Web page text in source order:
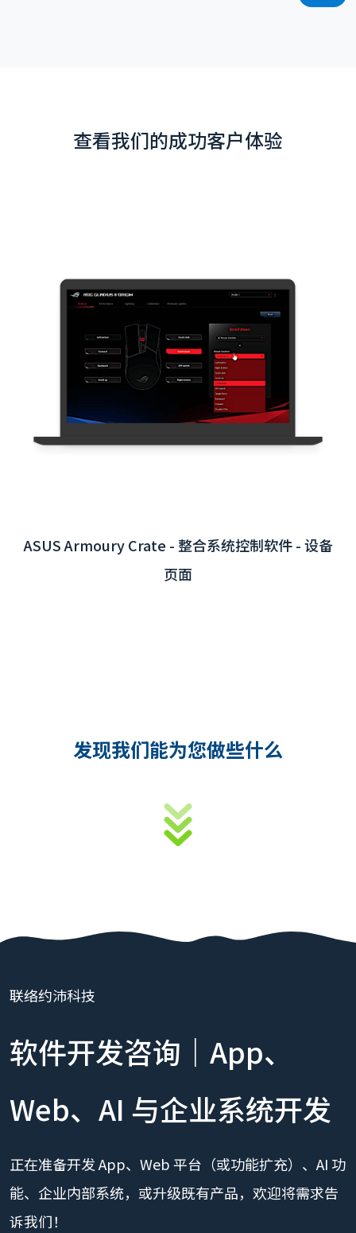
查看我们的成功客户体验
- 整合系统控制软件 - 设备
桃园国际机场互
发现我们能为您做些什么
联络约沛科技
软件开发咨询｜App、
Web、AI 与企业系统开发
正在准备开发 App、Web 平台（或功能扩充）、AI 功
能、企业内部系统，或升级既有产品，欢迎将需求告
诉我们！